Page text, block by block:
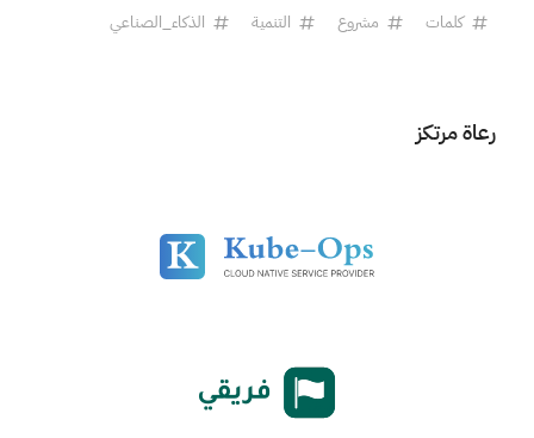
كلمات
مشروع التنمية الذكاء_الصناعي
رعاة مرتكز